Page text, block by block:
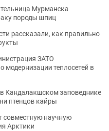
Мурманска
породы шпиц
рассказали, как правильно
ЗАТО
модернизации теплосетей в
Кандалакшском заповеднике
птенцов кайры
совместную научную
Арктики